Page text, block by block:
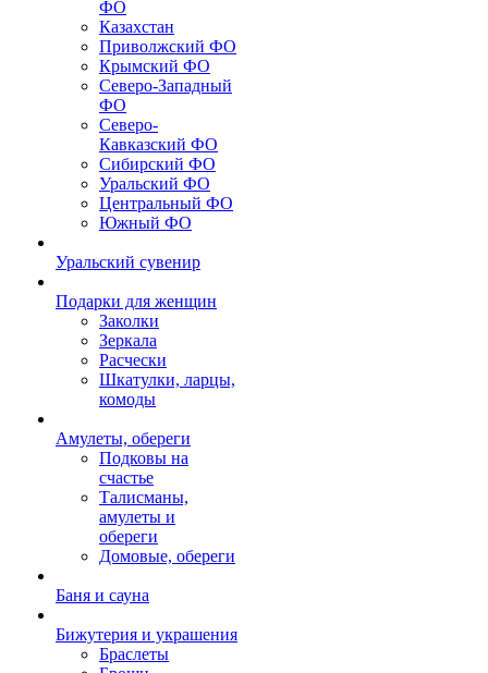
ФО
Казахстан
Приволжский ФО
Крымский ФО
Северо-Западный
ФО
Северо-
Кавказский ФО
Сибирский ФО
Уральский ФО
Центральный ФО
Южный ФО
Уральский сувенир
Подарки для женщин
Заколки
Зеркала
Расчески
Шкатулки, ларцы,
комоды
Амулеты, обереги
Подковы на
счастье
Талисманы,
амулеты и
обереги
Домовые, обереги
Баня и сауна
Бижутерия и украшения
Браслеты